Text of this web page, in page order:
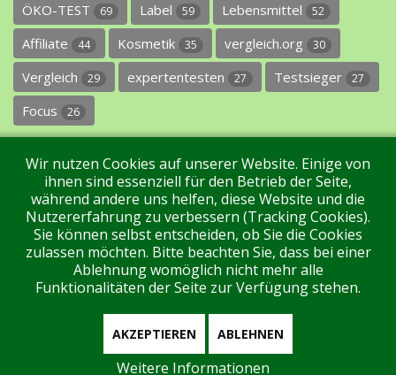
ÖKO-TEST 69 Label 59 Lebensmittel 52
Affiliate 44 Kosmetik 35 vergleich.org 30
Vergleich 29 expertentesten 27 Testsieger 27
Focus 26
Impressum Datenschutz Über uns Kontakt
Tags Unterstützen Sie uns! Login
Aktuell sind 65 Gäste und keine Mitglieder online
Wir nutzen Cookies auf unserer Website. Einige von
ihnen sind essenziell für den Betrieb der Seite,
während andere uns helfen, diese Website und die
Nutzererfahrung zu verbessern (Tracking Cookies).
Sie können selbst entscheiden, ob Sie die Cookies
zulassen möchten. Bitte beachten Sie, dass bei einer
Ablehnung womöglich nicht mehr alle
Funktionalitäten der Seite zur Verfügung stehen.
AKZEPTIEREN ABLEHNEN
Weitere Informationen